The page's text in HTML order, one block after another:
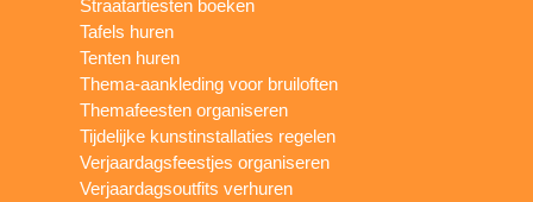
Straatartiesten boeken
Tafels huren
Tenten huren
Thema-aankleding voor bruiloften
Themafeesten organiseren
Tijdelijke kunstinstallaties regelen
Verjaardagsfeestjes organiseren
Verjaardagsoutfits verhuren